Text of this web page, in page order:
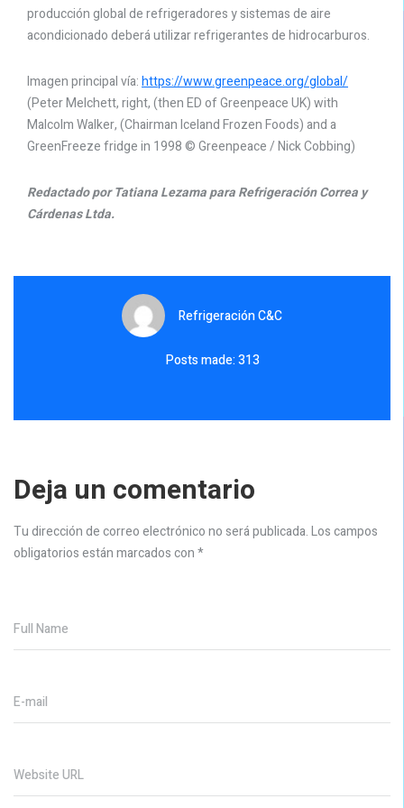
producción global de refrigeradores y sistemas de aire
acondicionado deberá utilizar refrigerantes de hidrocarburos.
Imagen principal vía:https://www.greenpeace.org/global/
(Peter Melchett, right, (then ED of Greenpeace UK) with
Malcolm Walker, (Chairman Iceland Frozen Foods) and a
GreenFreeze fridge in 1998 © Greenpeace / Nick Cobbing)
Redactado por Tatiana Lezama para Refrigeración Correa y
Cárdenas Ltda.
Refrigeración C&C
Posts made: 313
Deja un comentario
Tu dirección de correo electrónico no será publicada.Los campos
obligatorios están marcados con*
Full Name
E-mail
Website URL